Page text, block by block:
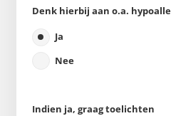
Denk hierbij aan o.a.
Ja
Nee
Indien ja, graag toelichten